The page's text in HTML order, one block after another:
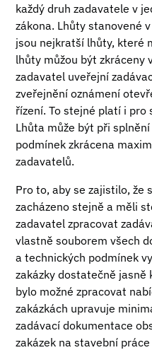
každý druh zadavatele v
zákona. Lhůty stanovené
jsou nejkratší lhůty, které
lhůty můžou být zkráceny
zadavatel uveřejní
zveřejnění oznámení
řízení. To stejné platí i pro
Lhůta může být při
podmínek zkrácena
zadavatelů.
Pro to, aby se zajistilo, že
zacházeno stejně a měli
zadavatel zpracovat
vlastně souborem všech
a technických podmínek
zakázky dostatečně
bylo možné zpracovat
zakázkách upravuje
zadávací dokumentace
zakázek na stavební